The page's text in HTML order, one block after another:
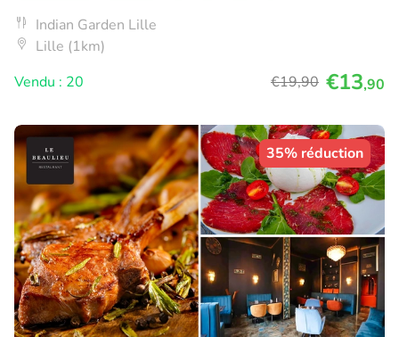
Indian Garden Lille
Lille (1km)
Vendu : 20
€19,90 €13,90
35% réduction